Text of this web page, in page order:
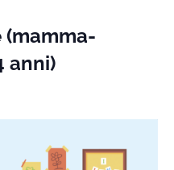
(mamma-
anni)